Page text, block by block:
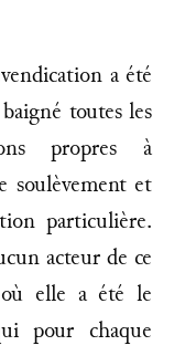
a été
toutes les
propres à
soulèvement et
particulière.
acteur de ce
où elle a été le
pour chaque